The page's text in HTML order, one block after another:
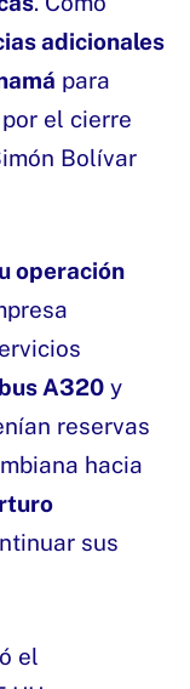
adicionales
para
el cierre
Bolívar
operación
A320 y
reservas
hacia
sus
el